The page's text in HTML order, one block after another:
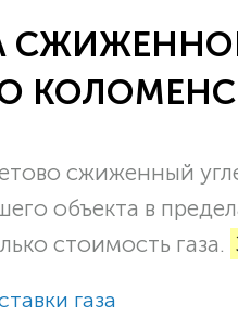
сжиженный
объекта в
стоимость газа.
газа